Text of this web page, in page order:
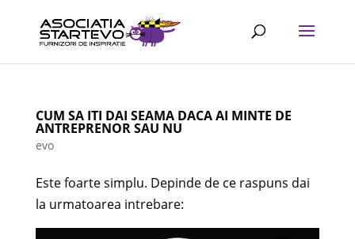
CUM SA ITI DAI SEAMA DACA AI MINTE DE
ANTREPRENOR SAU NU
evo
Este foarte simplu. Depinde de ce raspuns dai
la urmatoarea intrebare: